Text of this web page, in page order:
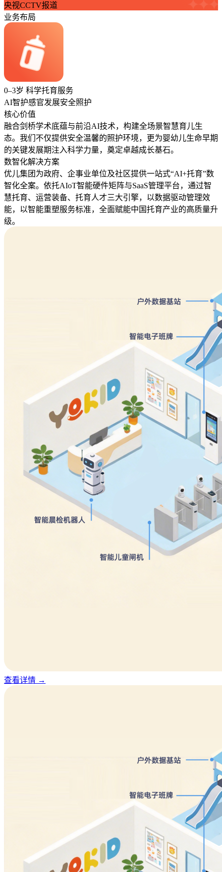
央视CCTV报道
业务布局
0–3岁 科学托育服务
AI智护感官发展安全照护
核心价值
融合剑桥学术底蕴与前沿AI技术，构建全场景智慧育儿生
态。我们不仅提供安全温馨的照护环境，更为婴幼儿生命早期
的关键发展期注入科学力量，奠定卓越成长基石。
数智化解决方案
优儿集团为政府、企事业单位及社区提供一站式“AI+托育”数
智化全案。依托AIoT智能硬件矩阵与SaaS管理平台，通过智
慧托育、运营装备、托育人才三大引擎，以数据驱动管理效
能，以智能重塑服务标准，全面赋能中国托育产业的高质量升
级。
查看详情 →